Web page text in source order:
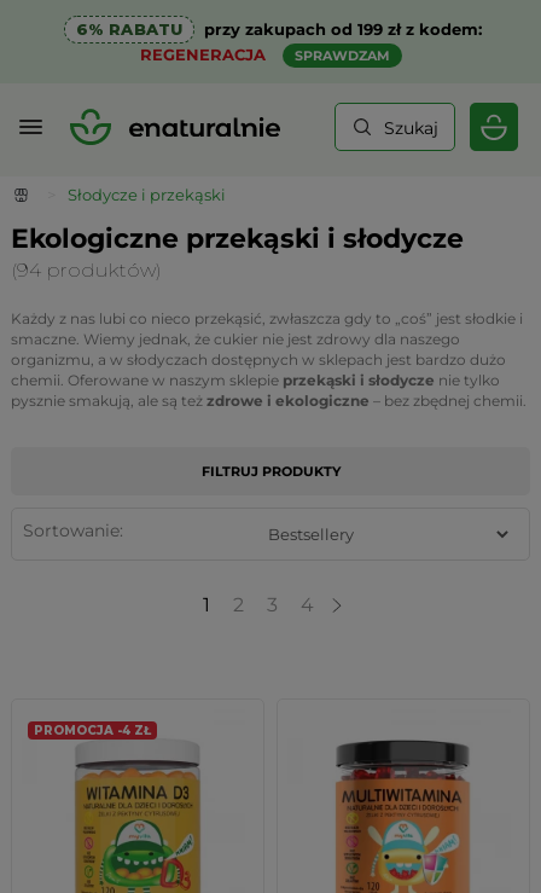
6% RABATU
przy zakupach od 199 zł z kodem:
REGENERACJA
SPRAWDZAM
Szukaj
Słodycze i przekąski
Ekologiczne przekąski i słodycze
(94 produktów)
Każdy z nas lubi co nieco przekąsić, zwłaszcza gdy to „coś” jest słodkie i
smaczne. Wiemy jednak, że cukier nie jest zdrowy dla naszego
organizmu, a w słodyczach dostępnych w sklepach jest bardzo dużo
chemii. Oferowane w naszym sklepie przekąski i słodycze nie tylko
pysznie smakują, ale są też zdrowe i ekologiczne – bez zbędnej chemii.
FILTRUJ PRODUKTY
Sortowanie:
1 2 3 4
PROMOCJA -4 ZŁ